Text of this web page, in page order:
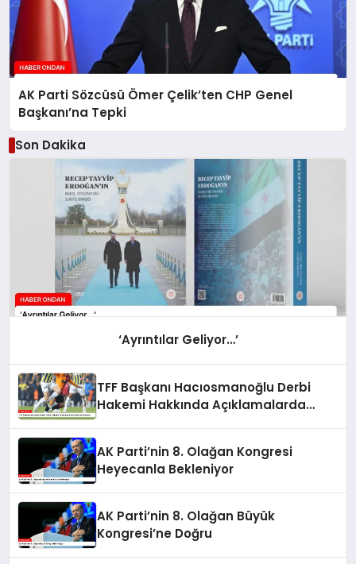
AK Parti Sözcüsü Ömer Çelik’ten CHP Genel
Başkanı’na Tepki
Son Dakika
‘Ayrıntılar Geliyor…’
TFF Başkanı Hacıosmanoğlu Derbi
Hakemi Hakkında Açıklamalarda
AK Parti’nin 8. Olağan Kongresi
Heyecanla Bekleniyor
AK Parti’nin 8. Olağan Büyük
Kongresi’ne Doğru